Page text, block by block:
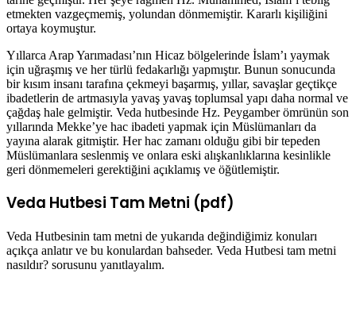
etmekten vazgeçmemiş, yolundan dönmemiştir. Kararlı kişiliğini
ortaya koymuştur.
Yıllarca Arap Yarımadası’nın Hicaz bölgelerinde İslam’ı yaymak
için uğraşmış ve her türlü fedakarlığı yapmıştır. Bunun sonucunda
bir kısım insanı tarafına çekmeyi başarmış, yıllar, savaşlar geçtikçe
ibadetlerin de artmasıyla yavaş yavaş toplumsal yapı daha normal ve
çağdaş hale gelmiştir. Veda hutbesinde Hz. Peygamber ömrünün son
yıllarında Mekke’ye hac ibadeti yapmak için Müslümanları da
yayına alarak gitmiştir. Her hac zamanı olduğu gibi bir tepeden
Müslümanlara seslenmiş ve onlara eski alışkanlıklarına kesinlikle
geri dönmemeleri gerektiğini açıklamış ve öğütlemiştir.
Veda Hutbesi Tam Metni (pdf)
Veda Hutbesinin tam metni de yukarıda değindiğimiz konuları
açıkça anlatır ve bu konulardan bahseder. Veda Hutbesi tam metni
nasıldır? sorusunu yanıtlayalım.